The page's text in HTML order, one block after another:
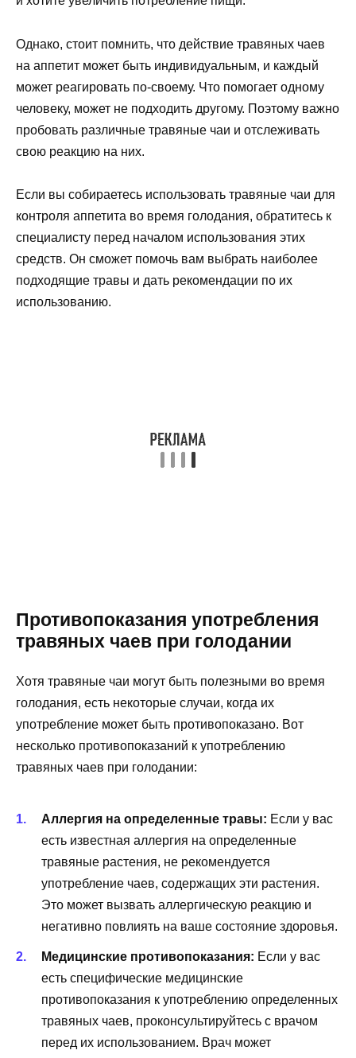
Однако, стоит помнить, что действие травяных чаев
на аппетит может быть индивидуальным, и каждый
может реагировать по-своему. Что помогает одному
человеку, может не подходить другому. Поэтому важно
пробовать различные травяные чаи и отслеживать
свою реакцию на них.
Если вы собираетесь использовать травяные чаи для
контроля аппетита во время голодания, обратитесь к
специалисту перед началом использования этих
средств. Он сможет помочь вам выбрать наиболее
подходящие травы и дать рекомендации по их
использованию.
Противопоказания употребления
травяных чаев при голодании
Хотя травяные чаи могут быть полезными во время
голодания, есть некоторые случаи, когда их
употребление может быть противопоказано. Вот
несколько противопоказаний к употреблению
травяных чаев при голодании:
Аллергия на определенные травы: Если у вас
есть известная аллергия на определенные
травяные растения, не рекомендуется
употребление чаев, содержащих эти растения.
Это может вызвать аллергическую реакцию и
негативно повлиять на ваше состояние здоровья.
Медицинские противопоказания: Если у вас
есть специфические медицинские
противопоказания к употреблению определенных
травяных чаев, проконсультируйтесь с врачом
перед их использованием. Врач может